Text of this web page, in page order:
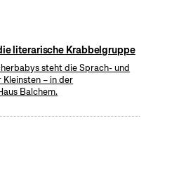
literarische Krabbelgruppe
steht die Sprach- und
– in der
Balchem.